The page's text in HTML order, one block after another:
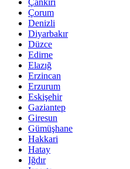
Çorum
Denizli
Diyarbakır
Düzce
Edirne
Elazığ
Erzincan
Erzurum
Eskişehir
Gaziantep
Giresun
Gümüşhane
Hakkari
Hatay
Iğdır